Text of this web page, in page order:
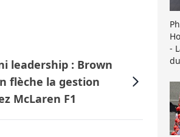
leadership : Brown
flèche la gestion
McLaren F1
-